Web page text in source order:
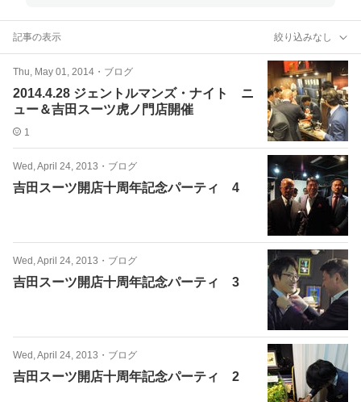
記事の表示 絞り込みなし
Thu, May 01, 2014 ・ ブログ
2014.4.28 ジェントルマンズ・ナイト ニ
ュー＆吉田スーツ虎ノ門店開催
1
Wed, April 24, 2013 ・ ブログ
吉田スーツ開店十周年記念パーティ 4
Wed, April 24, 2013 ・ ブログ
吉田スーツ開店十周年記念パーティ 3
Wed, April 24, 2013 ・ ブログ
吉田スーツ開店十周年記念パーティ 2